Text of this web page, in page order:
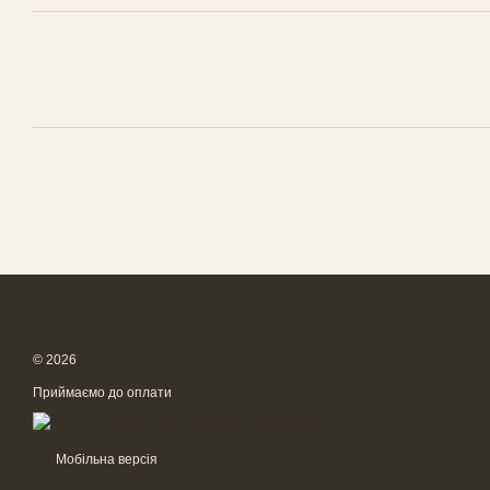
© 2026
Приймаємо до оплати
Мобільна версія